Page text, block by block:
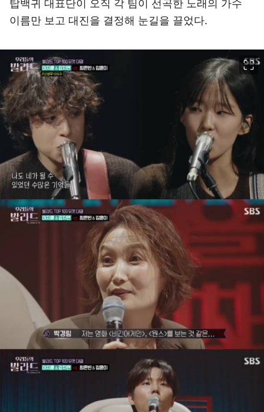
탑백귀 대표단이 오직 각 팀이 선곡한 노래의 가수
이름만 보고 대진을 결정해 눈길을 끌었다.